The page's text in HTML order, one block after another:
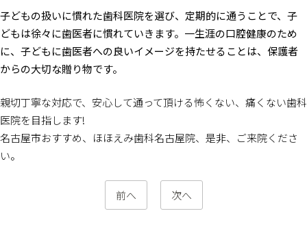
子どもの扱いに慣れた歯科医院を選び、定期的に通うことで、子
どもは徐々に歯医者に慣れていきます。一生涯の口腔健康のため
に、子どもに歯医者への良いイメージを持たせることは、保護者
からの大切な贈り物です。
親切丁寧な対応で、安心して通って頂ける怖くない、痛くない歯科
医院を目指します!
名古屋市おすすめ、ほほえみ歯科名古屋院、是非、ご来院くださ
い。
前へ 次へ